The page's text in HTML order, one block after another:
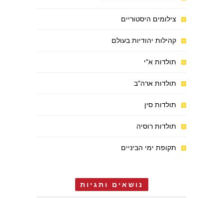
צילומים היסטוריים
קהילות יהודיות בעולם
תולדות א"י
תולדות ארה"ב
תולדות סין
תולדות רוסיה
תקופת ימי הביניים
נושאים ותגיות